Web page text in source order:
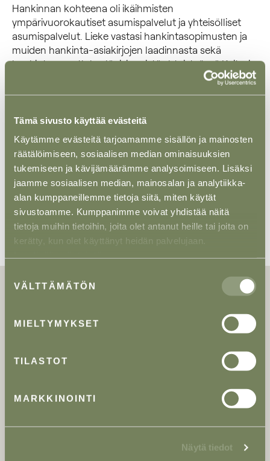
Tämä sivusto käyttää evästeitä
Käytämme evästeitä tarjoamamme sisällön ja mainosten
räätälöimiseen, sosiaalisen median ominaisuuksien
tukemiseen ja kävijämäärämme analysoimiseen. Lisäksi
jaamme sosiaalisen median, mainosalan ja analytiikka-
alan kumppaneillemme tietoja siitä, miten käytät
sivustoamme. Kumppanimme voivat yhdistää näitä
tietoja muihin tietoihin, joita olet antanut heille tai joita on
kerätty, kun olet käyttänyt heidän palvelujaan.
valinta
VÄLTTÄMÄTÖN
MIELTYMYKSET
TILASTOT
MARKKINOINTI
Näytä tiedot
Hankinnan kohteena oli ikäihmisten
ympärivuorokautiset asumispalvelut ja yhteisölliset
asumispalvelut. Lieke vastasi hankintasopimusten ja
muiden hankinta-asiakirjojen laadinnasta sekä
hankintamenettelyn läpiviennistä yhteistyössä Keiturin
prosenttisesti omistama tytäryhtiö, joka tuottaa
sosiaali- ja terveyspalveluita Pirkanmaan
hyvinvointialueelle.
Liekkeen toimeksiannon suorittaneeseen tiimiin
kuuluivat osakasRosa Lång,Senior Associate
Pulkkinenja AssociateToni Tainio.
Markus Pulkkinen